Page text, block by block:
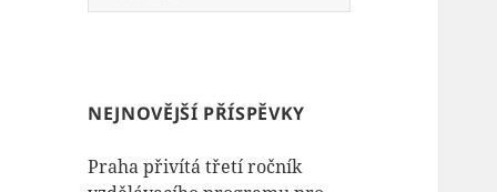
NEJNOVĚJŠÍ PŘÍSPĚVKY
Praha přivítá třetí ročník